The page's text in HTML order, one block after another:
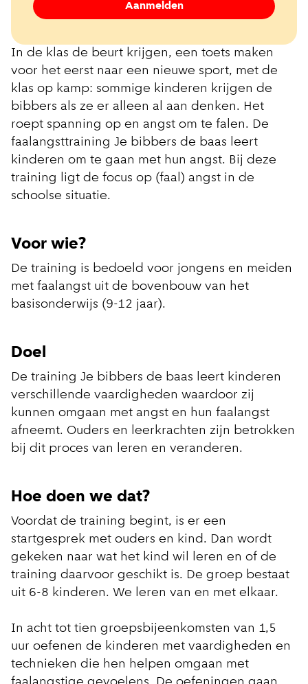
In de klas de beurt krijgen, een toets maken
voor het eerst naar een nieuwe sport, met de
klas op kamp: sommige kinderen krijgen de
bibbers als ze er alleen al aan denken. Het
roept spanning op en angst om te falen. De
faalangsttraining Je bibbers de baas leert
kinderen om te gaan met hun angst. Bij deze
training ligt de focus op (faal) angst in de
schoolse situatie.
Voor wie?
De training is bedoeld voor jongens en meiden
met faalangst uit de bovenbouw van het
basisonderwijs (9-12 jaar).
Doel
De training Je bibbers de baas leert kinderen
verschillende vaardigheden waardoor zij
kunnen omgaan met angst en hun faalangst
afneemt. Ouders en leerkrachten zijn betrokken
bij dit proces van leren en veranderen.
Hoe doen we dat?
Voordat de training begint, is er een
startgesprek met ouders en kind. Dan wordt
gekeken naar wat het kind wil leren en of de
training daarvoor geschikt is. De groep bestaat
uit 6-8 kinderen. We leren van en met elkaar.
In acht tot tien groepsbijeenkomsten van 1,5
uur oefenen de kinderen met vaardigheden en
technieken die hen helpen omgaan met
Aanmelden